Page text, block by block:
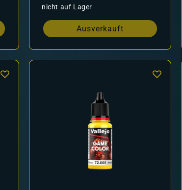
Preis
nicht auf Lager
Ausverkauft